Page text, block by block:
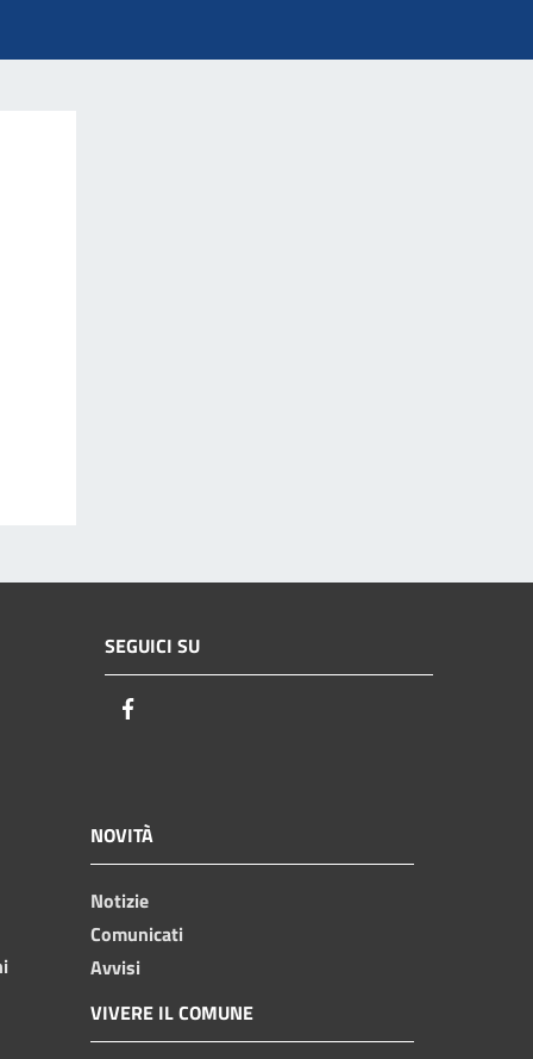
SEGUICI SU
NOVITÀ
Notizie
Comunicati
Avvisi
VIVERE IL COMUNE